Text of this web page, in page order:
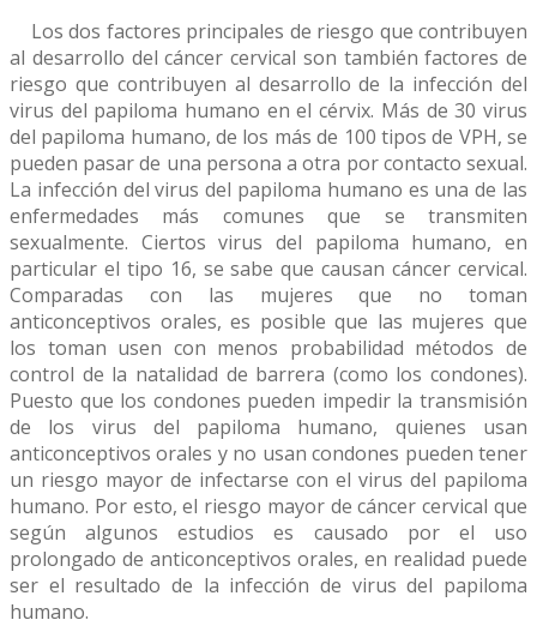
Los dos factores principales de riesgo que contribuyen
al desarrollo del cáncer cervical son también factores de
riesgo que contribuyen al desarrollo de la infección del
virus del papiloma humano en el cérvix. Más de 30 virus
del papiloma humano, de los más de 100 tipos de VPH, se
pueden pasar de una persona a otra por contacto sexual.
La infección del virus del papiloma humano es una de las
enfermedades más comunes que se transmiten
sexualmente. Ciertos virus del papiloma humano, en
particular el tipo 16, se sabe que causan cáncer cervical.
Comparadas con las mujeres que no toman
anticonceptivos orales, es posible que las mujeres que
los toman usen con menos probabilidad métodos de
control de la natalidad de barrera (como los condones).
Puesto que los condones pueden impedir la transmisión
de los virus del papiloma humano, quienes usan
anticonceptivos orales y no usan condones pueden tener
un riesgo mayor de infectarse con el virus del papiloma
humano. Por esto, el riesgo mayor de cáncer cervical que
según algunos estudios es causado por el uso
prolongado de anticonceptivos orales, en realidad puede
ser el resultado de la infección de virus del papiloma
humano.